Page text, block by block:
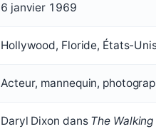
6 janvier 1969
Hollywood, Floride, États-
Acteur, mannequin,
Daryl Dixon dans The